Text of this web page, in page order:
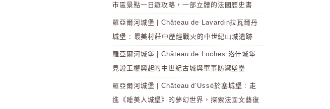
市區景點一日遊攻略，一部立體的法國歷史書
羅亞爾河城堡 | Château de Lavardin拉瓦爾丹
城堡 : 最美村莊中歷經戰火的中世紀山城遺跡
羅亞爾河城堡 | Château de Loches 洛什城堡 :
見證王權興起的中世紀古城與軍事防禦堡壘
羅亞爾河城堡 | Château d’Ussé於塞城堡 : 走
進《睡美人城堡》的夢幻世界，探索法國文藝復